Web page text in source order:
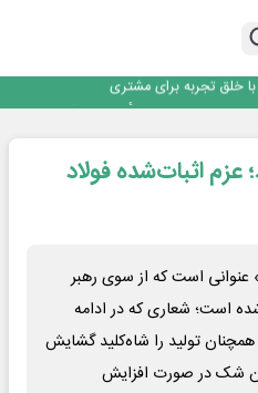
۷۰ میلیارد تومان به برنامه‌های مسئولیت اجتماعی اختصاص
بانک
درآمدهای کارمزدی و بازسازی اعتماد
۷۰ میلیارد تومان به برنامه‌های مسئولیت اجتماعی اختصاص
عزم اثبات‌شده فولاد
عنوانی است که از سوی رهبر
۱۴۰۴ انتخاب شده است؛ شعاری که در ادامه
تولید را شاه‌کلید گشایش
شک در صورت افزایش